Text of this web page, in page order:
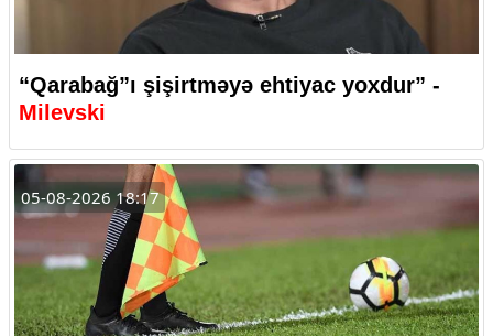
“Qarabağ”ı şişirtməyə ehtiyac yoxdur” -
Milevski
05-08-2026 18:17